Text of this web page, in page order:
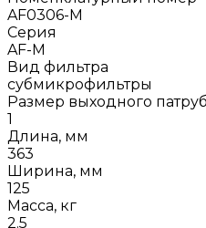
AF0306-M
Серия
AF-М
Вид фильтра
субмикрофильтры
Размер выходного
1
Длина, мм
363
Ширина, мм
125
Масса, кг
2.5